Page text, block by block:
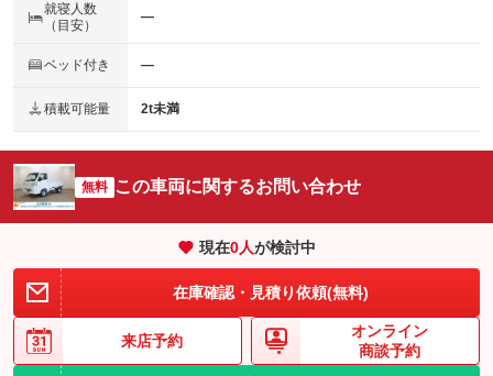
就寝人数
（目安）
―
ベッド付き ―
積載可能量 2t未満
無料 この車両に関するお問い合わせ
現在0人が検討中
在庫確認・見積り依頼(無料)
来店予約
オンライン
商談予約